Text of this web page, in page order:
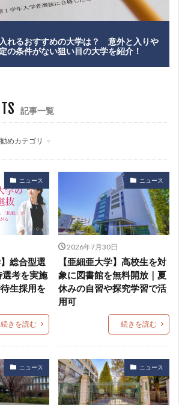
れるおすすめの大学は？ 意外と入りや
の条件がない狙い目の大学を紹介！
記事一覧
めカテゴリ
ニュース
自主調査
コラム
カテゴリ
ニュース
総合型選
考を実施
生採用を
続きを読む
ニュース
2026年7月30日
【亜細亜大学】高校生を対
象に図書館を無料開放｜夏
休みの自習や探究学習で活
用可
続きを読む
ニュース ニュース